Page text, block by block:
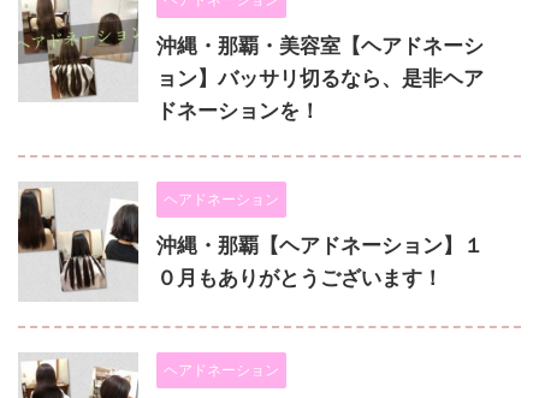
沖縄・那覇・美容室【ヘアドネーシ
ョン】バッサリ切るなら、是非ヘア
ドネーションを！
ヘアドネーション
沖縄・那覇【ヘアドネーション】１
０月もありがとうございます！
ヘアドネーション